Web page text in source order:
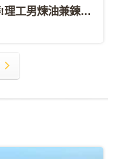
中油新書重現"拾穗"月刊風華!理工男煉油兼鍊字 開啟台灣翻譯史新紀元(非凡財經新聞20231216)